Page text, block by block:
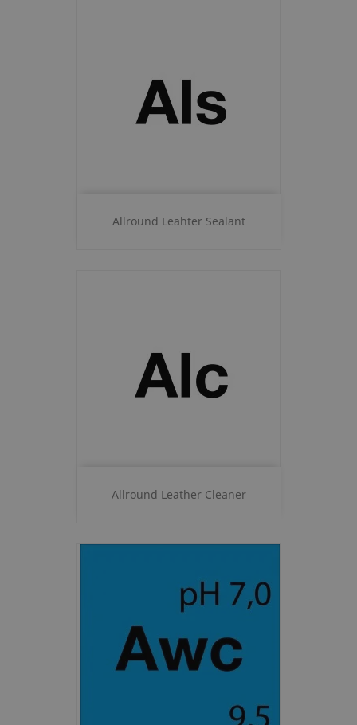
Allround Leahter Sealant
Allround Leather Cleaner